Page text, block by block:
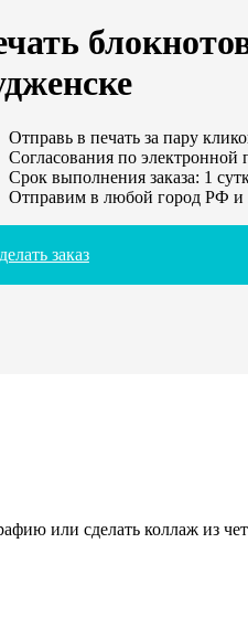
Отправь в печать за пару
Согласования по электронной
Срок выполнения заказа: 1
Отправим в любой город РФ и
заказ
или сделать коллаж из